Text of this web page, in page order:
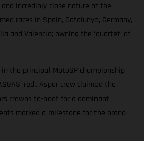
incredibly close nature of the
races in Spain, Catalunya, Germany,
and Valencia; owning the ‘quartet’ of
the principal MotoGP championship
‘red’. Aspar crew claimed the
crowns to-boot for a dominant
marked a milestone for the brand